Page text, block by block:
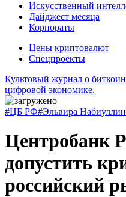
Искусственный
Дайджест месяца
Корпораты
Цены криптовалют
Спецпроекты
Культовый журнал о
цифровой экономике.
#ЦБ РФ#Эльвира
Центробанк
допустить
российский